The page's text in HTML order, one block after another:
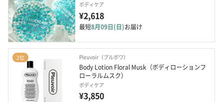
ボディケア
¥2,618
最短8月09日(日)お届け
2位 Pleuvoir（プルボワ）
Body Lotion Floral Musk（ボディローションフ
ローラルムスク）
ボディケア
¥3,850